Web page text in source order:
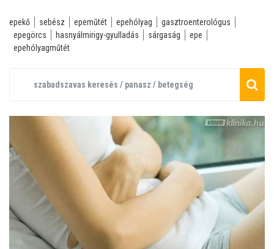
epekő sebész epeműtét epehólyag
gasztroenterológus
epegörcs
hasnyálmirigy-gyulladás sárgaság
epe
epehólyagműtét